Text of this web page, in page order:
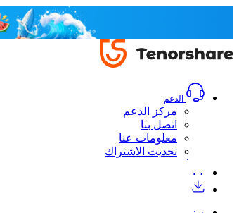
الدعم
مركز الدعم
اتصل بنا
معلومات عنا
تحديث الاشتراك